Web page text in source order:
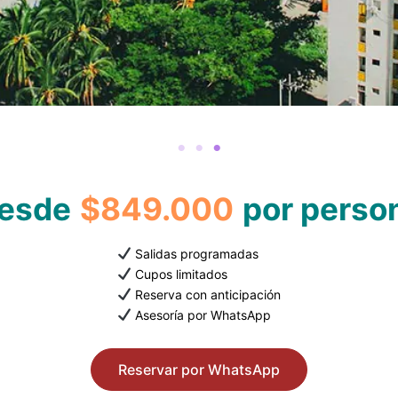
$849.000 por
Salidas programadas
Cupos limitados
Reserva con anticipación
Asesoría por WhatsApp
Reservar por WhatsApp